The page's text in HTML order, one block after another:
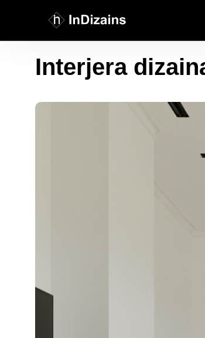
Interjera